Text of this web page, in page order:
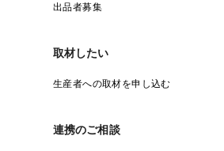
出品者募集
取材したい
生産者への取材を申し込む
連携のご相談